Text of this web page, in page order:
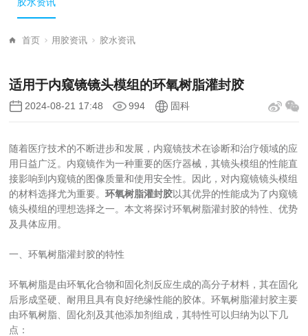
胶水资讯
首页 用胶资讯 胶水资讯
适用于内窥镜镜头模组的环氧树脂灌封胶
2024-08-21 17:48 994 固科
随着医疗技术的不断进步和发展，内窥镜技术在诊断和治疗领域的应
用日益广泛。内窥镜作为一种重要的医疗器械，其镜头模组的性能直
接影响到内窥镜的图像质量和使用安全性。因此，对内窥镜镜头模组
的材料选择尤为重要。环氧树脂灌封胶以其优异的性能成为了内窥镜
镜头模组的理想选择之一。本文将探讨环氧树脂灌封胶的特性、优势
及具体应用。
一、环氧树脂灌封胶的特性
环氧树脂是由环氧化合物和固化剂反应生成的高分子材料，其在固化
后形成坚硬、耐用且具有良好绝缘性能的胶体。环氧树脂灌封胶主要
由环氧树脂、固化剂及其他添加剂组成，其特性可以归纳为以下几
点：